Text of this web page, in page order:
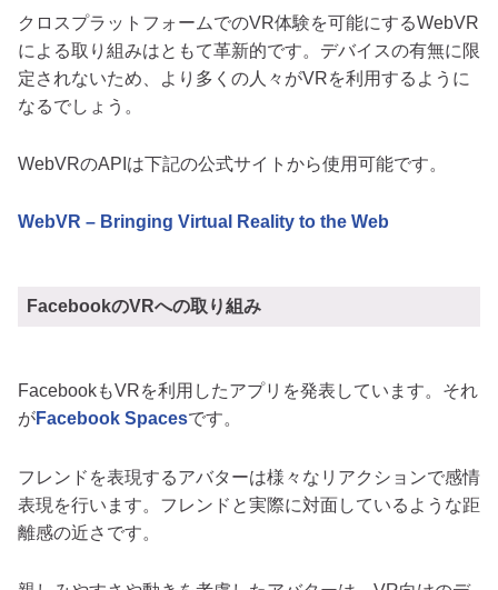
クロスプラットフォームでのVR体験を可能にするWebVR
による取り組みはともて革新的です。デバイスの有無に限
定されないため、より多くの人々がVRを利用するように
なるでしょう。
WebVRのAPIは下記の公式サイトから使用可能です。
WebVR – Bringing Virtual Reality to the Web
FacebookのVRへの取り組み
FacebookもVRを利用したアプリを発表しています。それ
がFacebook Spacesです。
フレンドを表現するアバターは様々なリアクションで感情
表現を行います。フレンドと実際に対面しているような距
離感の近さです。